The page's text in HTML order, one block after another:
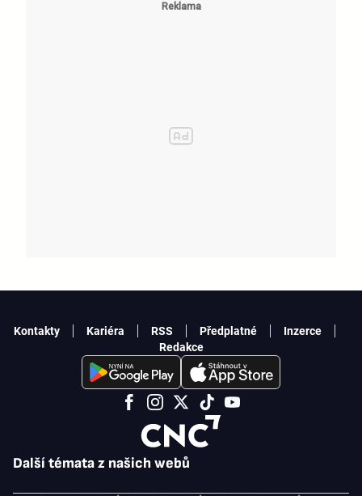
Další témata z našich webů
Kontakty Kariéra RSS Předplatné
Inzerce
Redakce